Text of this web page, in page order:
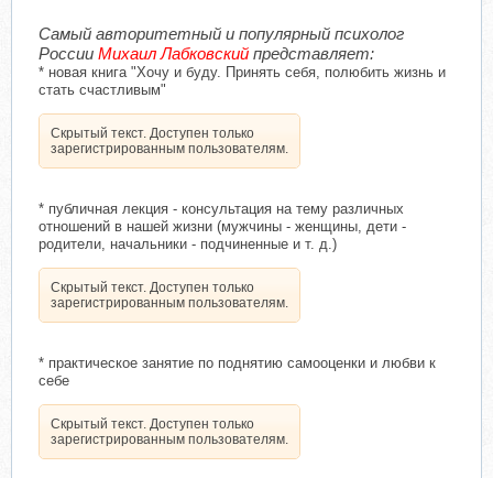
Самый авторитетный и популярный психолог
России Михаил Лабковский представляет:
* новая книга "Хочу и буду. Принять себя, полюбить жизнь и
стать счастливым"
Скрытый текст. Доступен только
зарегистрированным пользователям.
* публичная лекция - консультация на тему различных
отношений в нашей жизни (мужчины - женщины, дети -
родители, начальники - подчиненные и т. д.)
Скрытый текст. Доступен только
зарегистрированным пользователям.
* практическое занятие по поднятию самооценки и любви к
себе
Скрытый текст. Доступен только
зарегистрированным пользователям.